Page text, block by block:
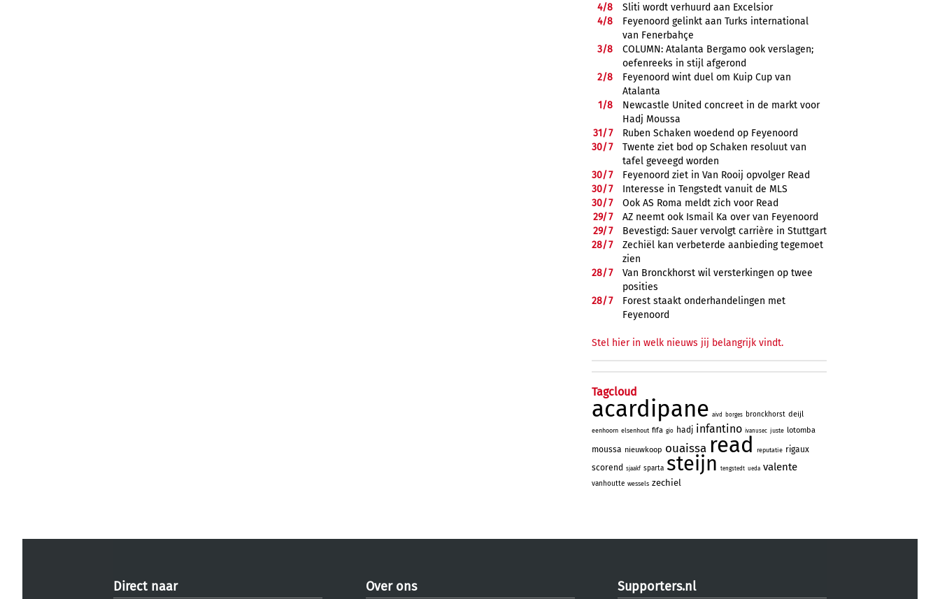
4/8
Sliti wordt verhuurd aan Excelsior
4/8
Feyenoord gelinkt aan Turks international
van Fenerbahçe
3/8
COLUMN: Atalanta Bergamo ook verslagen;
oefenreeks in stijl afgerond
2/8
Feyenoord wint duel om Kuip Cup van
Atalanta
1/8
Newcastle United concreet in de markt voor
Hadj Moussa
31/7
Ruben Schaken woedend op Feyenoord
30/7
Twente ziet bod op Schaken resoluut van
tafel geveegd worden
30/7
Feyenoord ziet in Van Rooij opvolger Read
30/7
Interesse in Tengstedt vanuit de MLS
30/7
Ook AS Roma meldt zich voor Read
29/7
AZ neemt ook Ismail Ka over van Feyenoord
29/7
Bevestigd: Sauer vervolgt carrière in Stuttgart
28/7
Zechiël kan verbeterde aanbieding tegemoet
zien
28/7
Van Bronckhorst wil versterkingen op twee
posities
28/7
Forest staakt onderhandelingen met
Feyenoord
Stel hier in welk nieuws jij belangrijk vindt.
Tagcloud
acardipane aivd borges bronckhorst deijl
eenhoorn elsenhout fifa gio hadj infantino ivanusec juste lotomba
moussa nieuwkoop ouaissa read reputatie rigaux
scorend
sjaakf sparta steijn tengstedt ueda valente
vanhoutte wessels zechiel
Direct naar Over ons Supporters.nl